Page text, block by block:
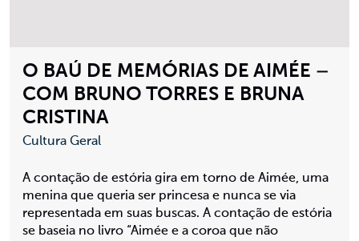
O BAÚ DE MEMÓRIAS DE AIMÉE –
COM BRUNO TORRES E BRUNA
CRISTINA
Cultura Geral
A contação de estória gira em torno de Aimée, uma
menina que queria ser princesa e nunca se via
representada em suas buscas. A contação de estória
se baseia no livro “Aimée e a coroa que não